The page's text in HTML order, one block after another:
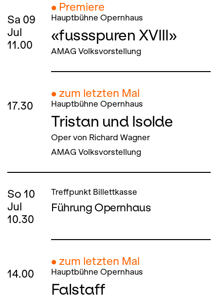
● Premiere
Sa 09
Jul
11.00
Hauptbühne Opernhaus
«fussspuren XVIII»
AMAG Volksvorstellung
● zum letzten Mal
17.30
Hauptbühne Opernhaus
Tristan und Isolde
Oper von Richard Wagner
AMAG Volksvorstellung
So 10
Jul
10.30
Treffpunkt Billettkasse
Führung Opernhaus
● zum letzten Mal
14.00
Hauptbühne Opernhaus
Falstaff